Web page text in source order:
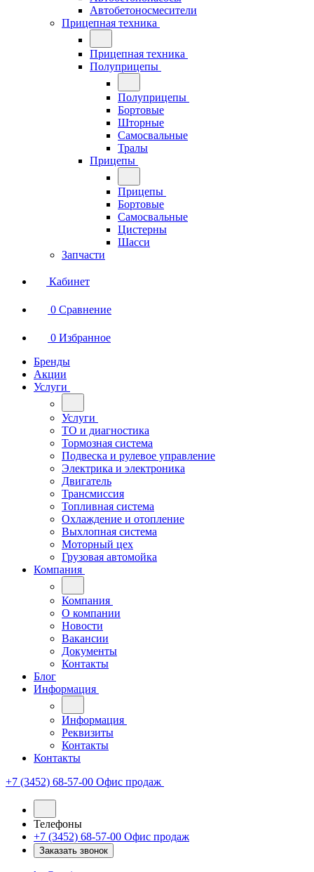
Автобетоносмесители
Прицепная техника
Прицепная техника
Полуприцепы
Полуприцепы
Бортовые
Шторные
Самосвальные
Тралы
Прицепы
Прицепы
Бортовые
Самосвальные
Цистерны
Шасси
Запчасти
Кабинет
0 Сравнение
0 Избранное
Бренды
Акции
Услуги
Услуги
ТО и диагностика
Тормозная система
Подвеска и рулевое управление
Электрика и электроника
Двигатель
Трансмиссия
Топливная система
Охлаждение и отопление
Выхлопная система
Моторный цех
Грузовая автомойка
Компания
Компания
О компании
Новости
Вакансии
Документы
Контакты
Блог
Информация
Информация
Реквизиты
Контакты
Контакты
+7 (3452) 68-57-00 Офис продаж
Телефоны
+7 (3452) 68-57-00 Офис продаж
Заказать звонок